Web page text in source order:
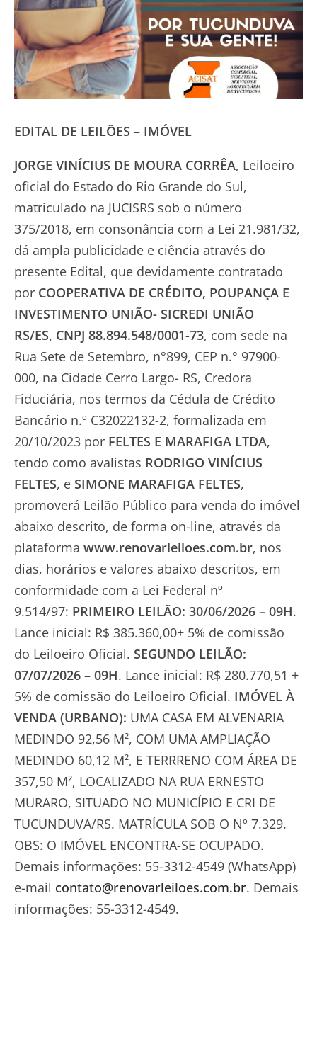
EDITAL DE LEILÕES – IMÓVEL
JORGE VINÍCIUS DE MOURA CORRÊA, Leiloeiro
oficial do Estado do Rio Grande do Sul,
matriculado na JUCISRS sob o número
375/2018, em consonância com a Lei 21.981/32,
dá ampla publicidade e ciência através do
presente Edital, que devidamente contratado
por COOPERATIVA DE CRÉDITO, POUPANÇA E
INVESTIMENTO UNIÃO- SICREDI UNIÃO
RS/ES, CNPJ 88.894.548/0001-73, com sede na
Rua Sete de Setembro, n°899, CEP n.° 97900-
000, na Cidade Cerro Largo- RS, Credora
Fiduciária, nos termos da Cédula de Crédito
Bancário n.º C32022132-2, formalizada em
20/10/2023 por FELTES E MARAFIGA LTDA,
tendo como avalistas RODRIGO VINÍCIUS
FELTES, e SIMONE MARAFIGA FELTES,
promoverá Leilão Público para venda do imóvel
abaixo descrito, de forma on-line, através da
plataforma www.renovarleiloes.com.br, nos
dias, horários e valores abaixo descritos, em
conformidade com a Lei Federal nº
9.514/97: PRIMEIRO LEILÃO: 30/06/2026 – 09H.
Lance inicial: R$ 385.360,00+ 5% de comissão
do Leiloeiro Oficial. SEGUNDO LEILÃO:
07/07/2026 – 09H. Lance inicial: R$ 280.770,51 +
5% de comissão do Leiloeiro Oficial. IMÓVEL À
VENDA (URBANO): UMA CASA EM ALVENARIA
MEDINDO 92,56 M², COM UMA AMPLIAÇÃO
MEDINDO 60,12 M², E TERRRENO COM ÁREA DE
357,50 M², LOCALIZADO NA RUA ERNESTO
MURARO, SITUADO NO MUNICÍPIO E CRI DE
TUCUNDUVA/RS. MATRÍCULA SOB O Nº 7.329.
OBS: O IMÓVEL ENCONTRA-SE OCUPADO.
Demais informações: 55-3312-4549 (WhatsApp)
e-mail contato@renovarleiloes.com.br. Demais
informações: 55-3312-4549.